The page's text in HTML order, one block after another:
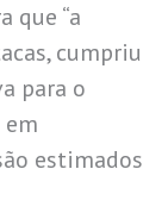
que “a
cumpriu
para o
estimados